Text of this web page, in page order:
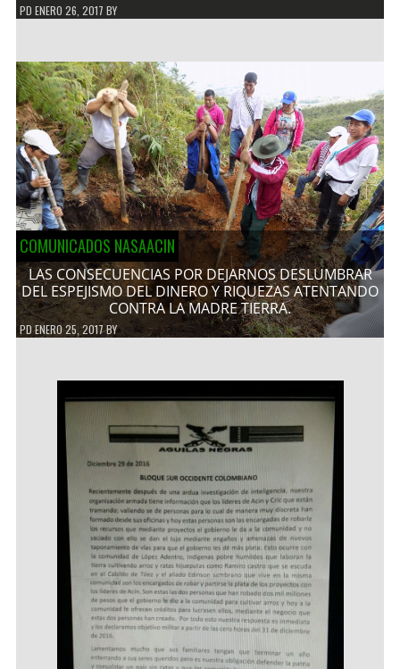
PD ENERO 26, 2017 BY
COMUNICADOS NASAACIN
LAS CONSECUENCIAS POR DEJARNOS DESLUMBRAR
DEL ESPEJISMO DEL DINERO Y RIQUEZAS ATENTANDO
CONTRA LA MADRE TIERRA.
PDENERO 25, 2017BY